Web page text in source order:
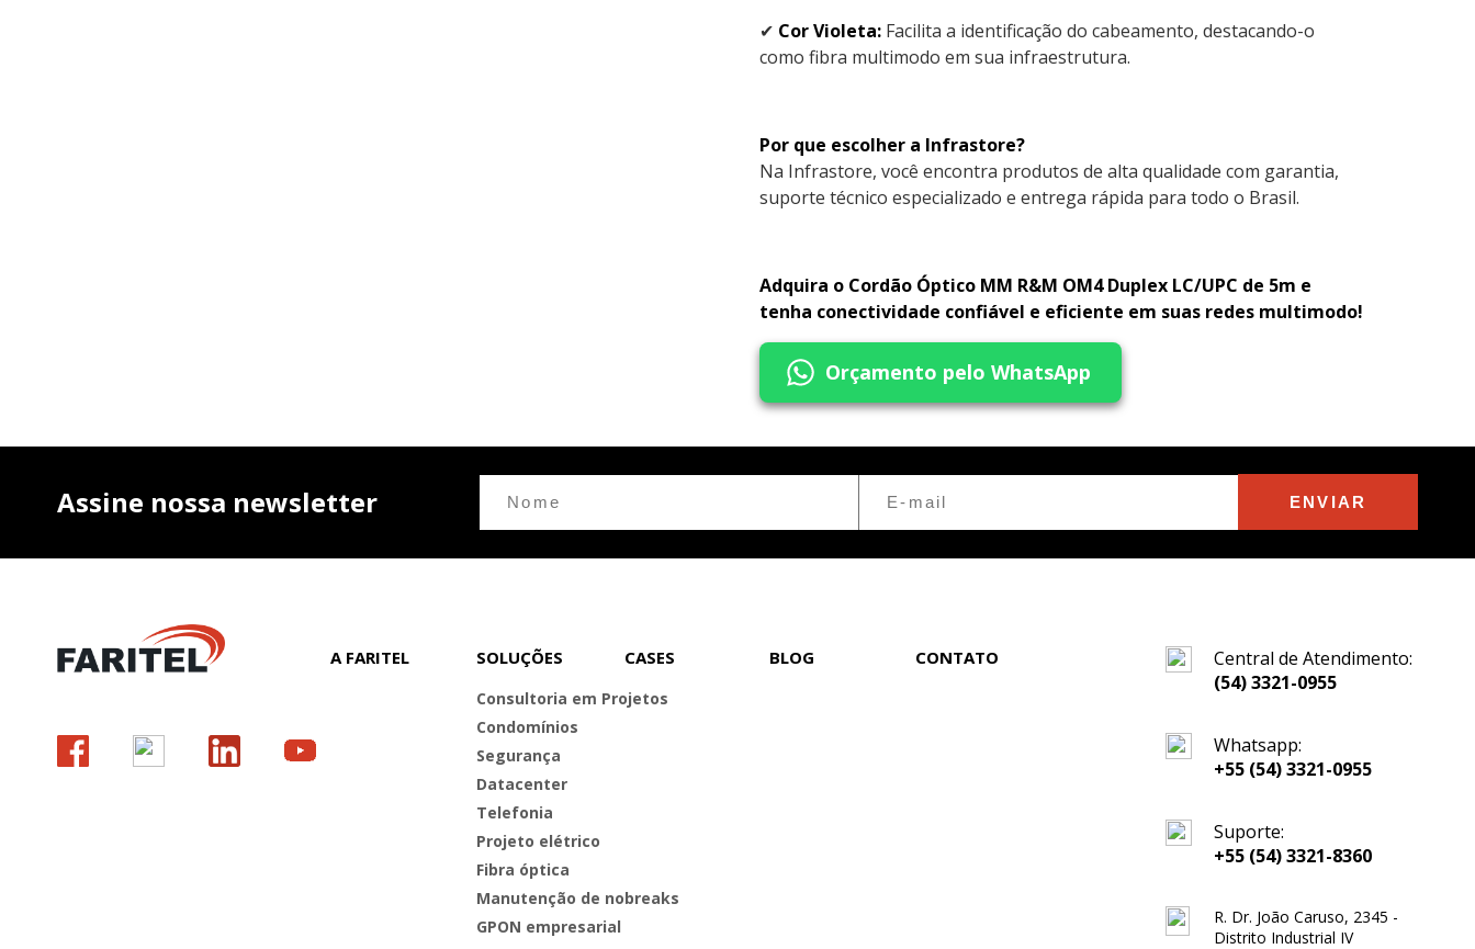
✔ Cor Violeta: Facilita a identificação do cabeamento, destacando-o
como fibra multimodo em sua infraestrutura.
Por que escolher a Infrastore?
Na Infrastore, você encontra produtos de alta qualidade com garantia,
suporte técnico especializado e entrega rápida para todo o Brasil.
Adquira o Cordão Óptico MM R&M OM4 Duplex LC/UPC de 5m e
tenha conectividade confiável e eficiente em suas redes multimodo!
Orçamento pelo WhatsApp
Assine nossa newsletter ENVIAR
A FARITEL SOLUÇÕES
Consultoria em Projetos
Condomínios
Segurança
Datacenter
Telefonia
Projeto elétrico
Fibra óptica
Manutenção de nobreaks
GPON empresarial
CASES BLOG CONTATO
Central de Atendimento:
(54) 3321-0955
Whatsapp:
+55 (54) 3321-0955
Suporte:
+55 (54) 3321-8360
R. Dr. João Caruso, 2345 -
Distrito Industrial IV